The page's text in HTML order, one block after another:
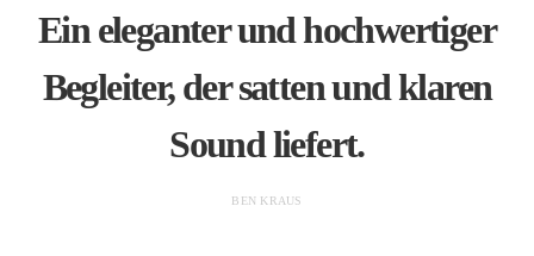
Ein eleganter und hochwertiger
Begleiter, der satten und klaren
Sound liefert.
BEN KRAUS